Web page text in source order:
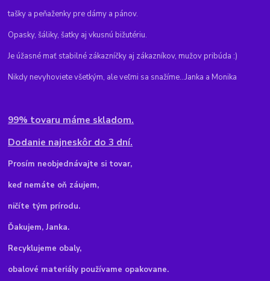
tašky a peňaženky pre dámy a pánov.
Opasky, šáliky, šatky aj vkusnú bižutériu.
Je úžasné mať stabilné zákazníčky aj zákazníkov, mužov pribúda :)
Nikdy nevyhoviete všetkým, ale veľmi sa snažíme...Janka a Monika
99% tovaru máme skladom.
Dodanie najneskôr do 3 dní.
Prosím neobjednávajte si tovar,
keď nemáte oň záujem,
ničíte tým prírodu.
Ďakujem, Janka.
Recyklujeme obaly,
obalové materiály používame opakovane.